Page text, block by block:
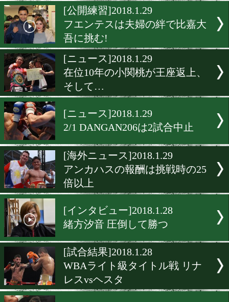
[ライト級特集]2018.1.30
ロマチェンコも参戦? ライ
がスゲえ!
[防衛戦発表]2018.1.30
マーク・ジョン・ヤップが
[インタビュー]2018.1.29
吉野修一郎がライト級国内
を目指す!
[公開練習]2018.1.29
フエンテスは夫婦の絆で比
吾に挑む!
[ニュース]2018.1.29
在位10年の小関桃が王座返
そして…